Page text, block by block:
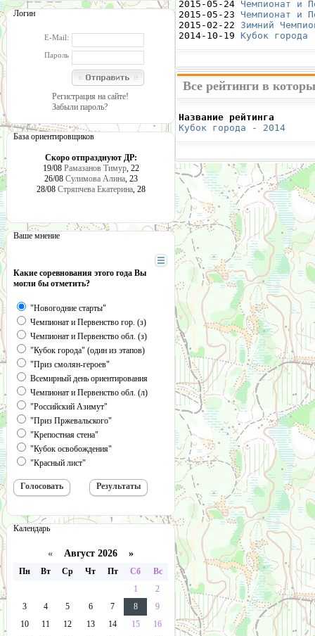
Логин
E-Mail:
Пароль
Регистрация на сайте!
Забыли пароль?
База ориентировщиков
Скоро отпразднуют ДР:
19/08 Рамазанов Тимур, 22
26/08 Сулимова Алина, 23
28/08 Стряпчева Екатерина, 28
Ваше мнение
Какие соревнования этого года Вы
могли бы отметить?
"Новогодние старты"
Чемпионат и Первенство гор. (з)
Чемпионат и Первенство обл. (з)
"Кубок города" (один из этапов)
"Приз смолян-героев"
Всемирный день ориентирования
Чемпионат и Первенство обл. (л)
"Российский Азимут"
"Приз Пржевальского"
"Крепостная стена"
"Кубок освобождения"
"Красный лист"
Календарь
« Август 2026 »
Пн Вт Ср Чт Пт Сб
Вс
1
2
3
4 5 6 7 8
9
10
11 12 13 14 15
16
2015-05-24 Чемпионат и
2015-05-23 Чемпионат и
2015-02-22 Зимний
2014-10-19 Кубок
Все рейтинги в
Название рейтинга
Кубок города - 2014